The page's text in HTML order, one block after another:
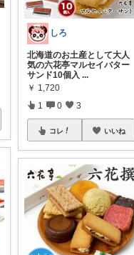
しろ
北海道のお土産として大人
気の六花亭マルセイバター
サンド10個入 ...
￥ 1,720
1 0 3
コレ いいね